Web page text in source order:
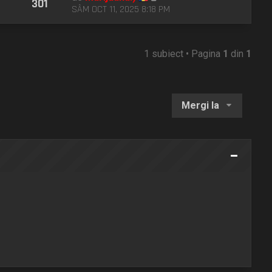
301 SÂM OCT 11, 2025 8:18 PM
1 subiect • Pagina 1 din 1
Mergi la